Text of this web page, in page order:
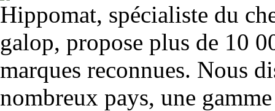
Hippomat, spécialiste du
galop, propose plus de 10
marques reconnues. Nous
nombreux pays, une